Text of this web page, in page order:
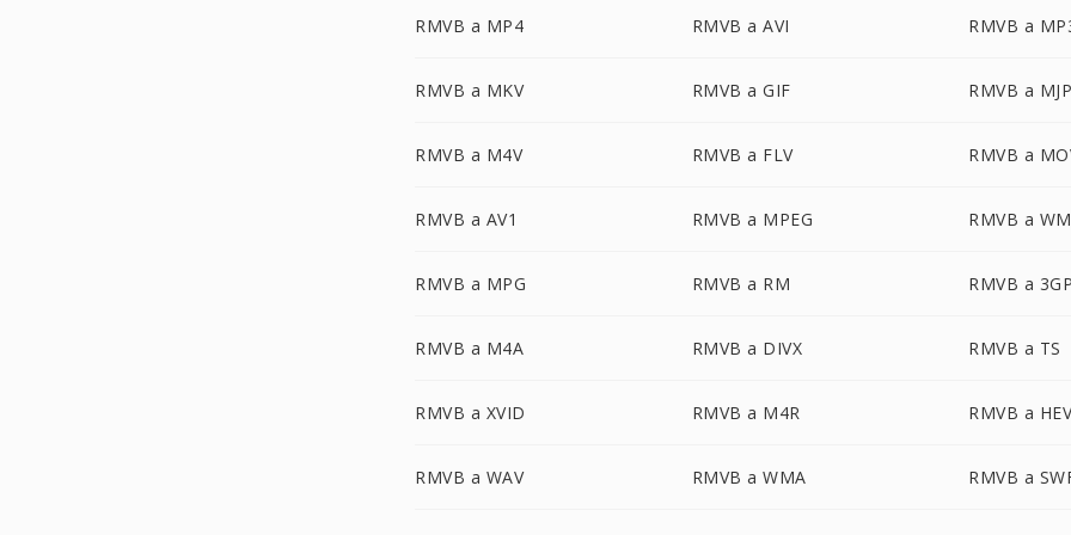
RMVB a MP4 RMVB a AVI RMVB a
RMVB a MKV RMVB a GIF RMVB a
RMVB a M4V RMVB a FLV RMVB a
RMVB a AV1 RMVB a MPEG RMVB a
RMVB a MPG RMVB a RM RMVB a 3GP
RMVB a M4A RMVB a DIVX RMVB a TS
RMVB a XVID RMVB a M4R RMVB a
RMVB a WAV RMVB a WMA RMVB a